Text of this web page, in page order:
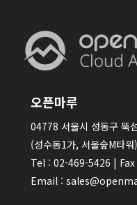
오픈마루
04778 서울시 성동구 뚝
(성수동1가, 서울숲M타워)
Tel : 02-469-5426 |
Email :